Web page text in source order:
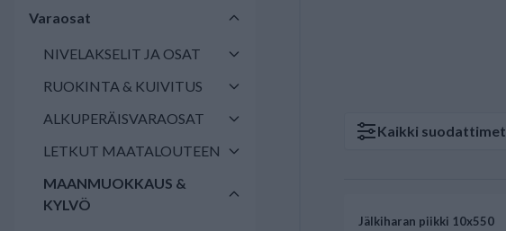
Varaosat
NIVELAKSELIT JA OSAT
RUOKINTA & KUIVITUS
ALKUPERÄISVARAOSAT
LETKUT MAATALOUTEEN
MAANMUOKKAUS &
KYLVÖ
Kaikki suodattimet
Jälkiharan piikki 10x550